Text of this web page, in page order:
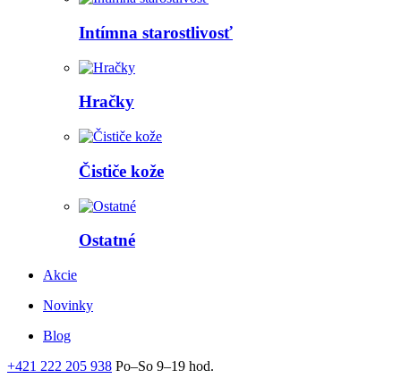
Intímna starostlivosť
Hračky
Čističe kože
Ostatné
Akcie
Novinky
Blog
+421 222 205 938 Po–So 9–19 hod.